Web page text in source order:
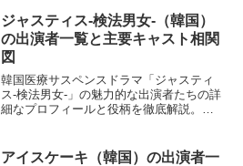
ジャスティス-検法男女-（韓国）
の出演者一覧と主要キャスト相関
図
韓国医療サスペンスドラマ「ジャスティ
ス-検法男女-」の魅力的な出演者たちの詳
細なプロフィールと役柄を徹底解説。主
な一面とは？
アイスケーキ（韓国）の出演者一